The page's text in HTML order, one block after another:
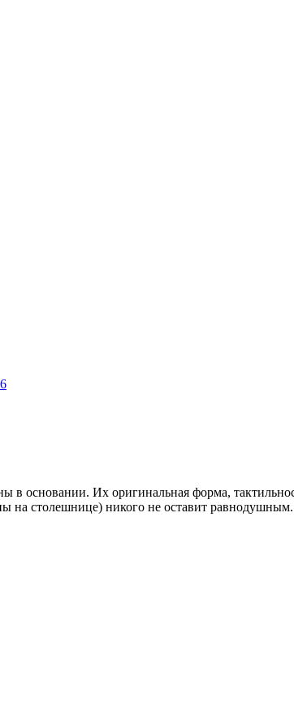
в основании. Их оригинальная форма,
на столешнице) никого не оставит